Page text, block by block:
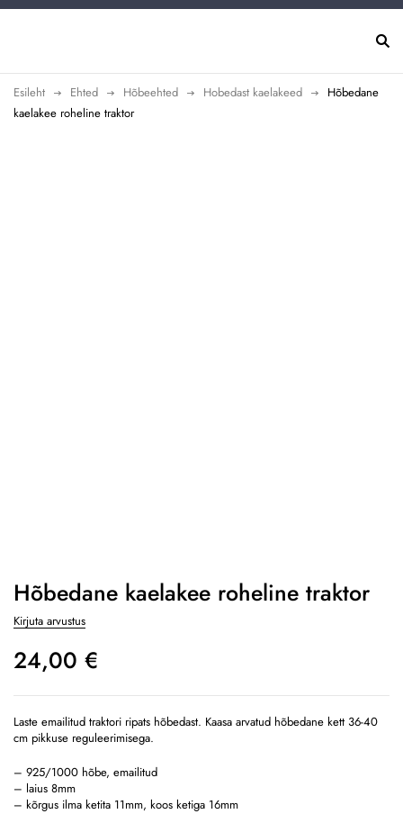
Esileht Ehted Hõbeehted Hobedast kaelakeed
Hõbedane
kaelakee roheline traktor
Hõbedane kaelakee roheline traktor
Kirjuta arvustus
24,00 €
Laste emailitud traktori ripats hõbedast. Kaasa arvatud hõbedane kett 36-40
cm pikkuse reguleerimisega.
– 925/1000 hõbe, emailitud
– laius 8mm
– kõrgus ilma ketita 11mm, koos ketiga 16mm